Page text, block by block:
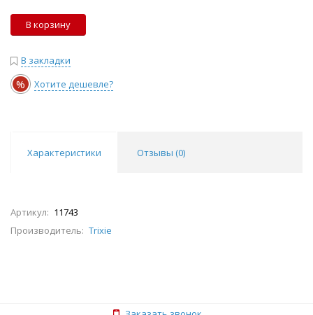
В корзину
В закладки
% Хотите дешевле?
Характеристики Отзывы (0)
Артикул: 11743
Производитель: Trixie